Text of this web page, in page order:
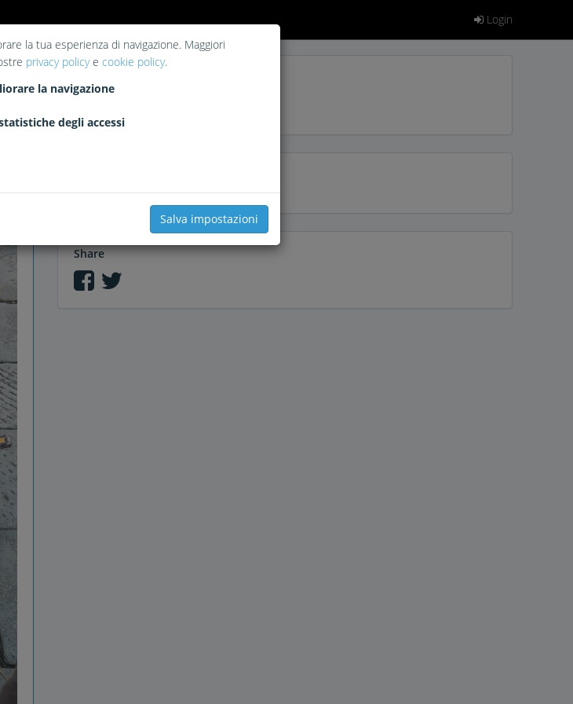
Login
Share
la tua esperienza di navigazione. Maggiori
privacy policye cookie policy.
la navigazione
degli accessi
Salva impostazioni